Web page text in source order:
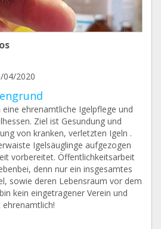
04/2020
ehrenamtliche Igelpflege und
Ziel ist Gesundung und
von kranken, verletzten Igeln .
Igelsäuglinge aufgezogen
vorbereitet. Öffentlichkeitsarbeit
denn nur ein insgesamtes
sowie deren Lebensraum vor dem
kein eingetragener Verein und